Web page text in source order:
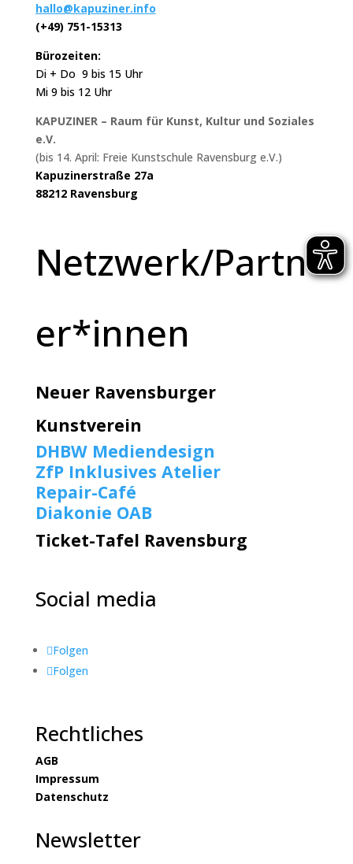
hallo@kapuziner.info
(+49) 751-15313
Bürozeiten:
Di + Do 9 bis 15 Uhr
Mi 9 bis 12 Uhr
KAPUZINER – Raum für Kunst, Kultur und Soziales
e.V.
(bis 14. April: Freie Kunstschule Ravensburg e.V.)
Kapuzinerstraße 27a
88212 Ravensburg
Netzwerk/Partn
er*innen
Neuer Ravensburger
Kunstverein
DHBW Mediendesign
ZfP Inklusives Atelier
Repair-Café
Diakonie OAB
Ticket-Tafel Ravensburg
Social media
Folgen
Folgen
Rechtliches
AGB
Impressum
Datenschutz
Newsletter